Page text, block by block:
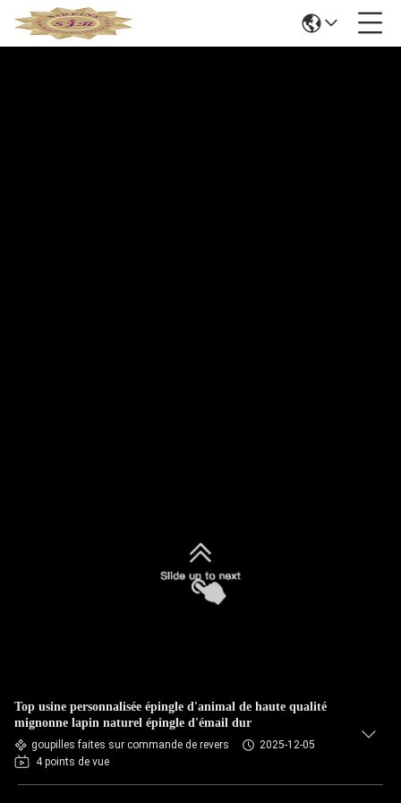
Top usine personnalisée épingle d'animal de haute qualité
mignonne lapin naturel épingle d'émail dur
goupilles faites sur commande de revers
2025-12-05
4 points de vue